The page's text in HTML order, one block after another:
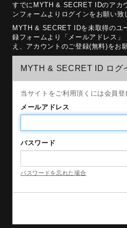
すでにMYTH & SECRET IDのアカ
ンフォームよりログインをお願い致
MYTH & SECRET IDを未取得のユ
録フォームより「メールアドレス」
え、アカウントのご登録(無料)をお
MYTH & SECRET ID ログ
当サイトをご利用頂くには会員登
メールアドレス
パスワード
パスワードを忘れた場合